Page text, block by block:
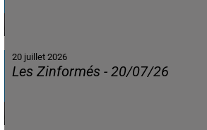
20 juillet 2026
Les Zinformés - 20/07/26